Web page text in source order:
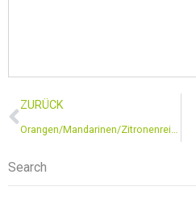
ZURÜCK
Orangen/Mandarinen/Zitronenreiniger
Search